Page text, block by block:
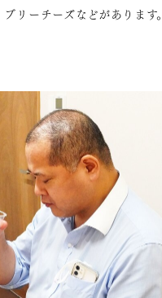
リーチーズなどがあります。